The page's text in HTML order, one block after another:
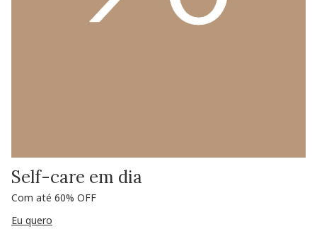
Self-care em dia
Com até 60% OFF
Eu quero